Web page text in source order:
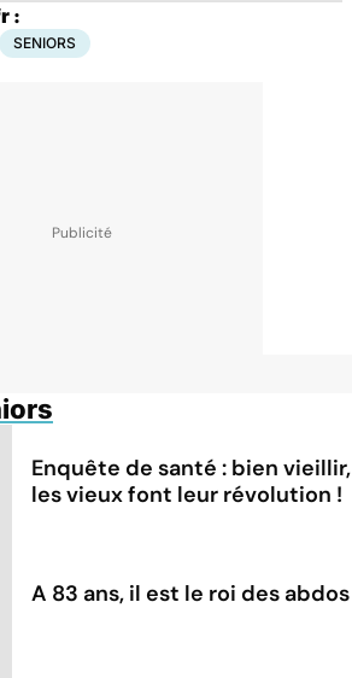
:
SENIORS
Enquête de santé : bien vieillir,
les vieux font leur révolution !
A 83 ans, il est le roi des abdos